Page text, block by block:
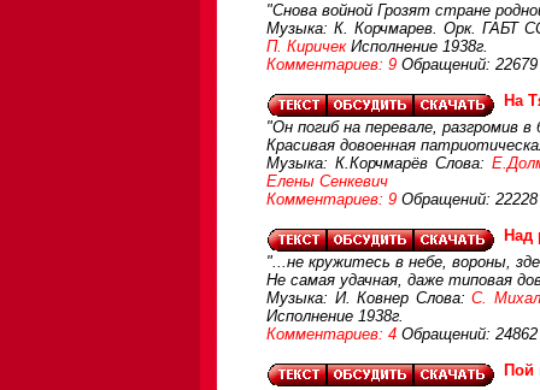
"Снова войной Грозят стране
Музыка: К. Корчмарев. Орк. ГАБТ
П. КиричекИсполнение 1938г.
Комментариев: 9 Обращений: 22679
На
"Он погиб на перевале, разгромив в
Красивая довоенная
Музыка: К.Корчмарёв Слова:
Елены Сенкевич
Комментариев: 9 Обращений: 22228
Над
"...не кружитесь в небе, вороны,
Не самая удачная, даже типовая
Музыка: И. Ковнер Слова:С.
Исполнение 1938г.
Комментариев: 4 Обращений: 24862
Пой